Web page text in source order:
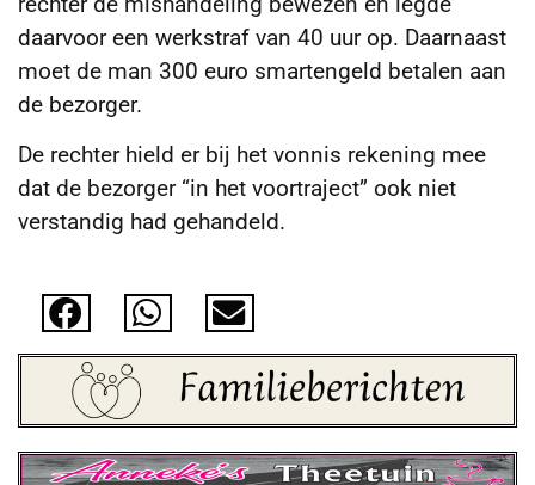
daarvoor een werkstraf van 40 uur op. Daarnaast
moet de man 300 euro smartengeld betalen aan
de bezorger.
De rechter hield er bij het vonnis rekening mee
dat de bezorger “in het voortraject” ook niet
verstandig had gehandeld.